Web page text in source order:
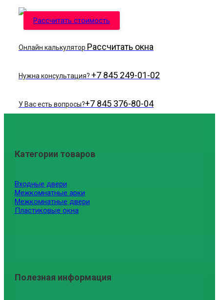
Рассчитать стоимость
Онлайн калькулятор Рассчитать окна
Нужна консультация? +7 845 249-01-02
У Вас есть вопросы?+7 845 376-80-04
Категории товаров
Входные двери
Межкомнатные арки
Межкомнатные двери
Пластиковые окна
Полезная информация